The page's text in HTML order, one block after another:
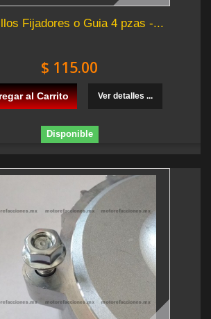
Fijadores o Guia 4 pzas -...
$ 115.00
al Carrito Ver detalles ...
Disponible